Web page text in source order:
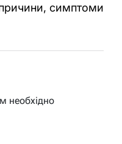
симптоми
необхідно